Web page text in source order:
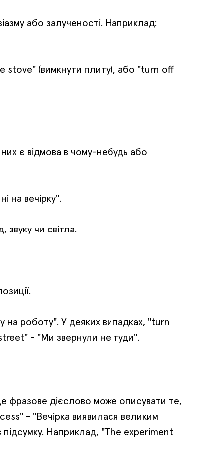
або залученості. Наприклад:
stove" (вимкнути плиту), або "turn off
є відмова в чому-небудь або
на вечірку".
чи світла.
роботу". У деяких випадках, "turn
- "Ми звернули не туди".
фразове дієслово може описувати те,
- "Вечірка виявилася великим
Наприклад, "The experiment